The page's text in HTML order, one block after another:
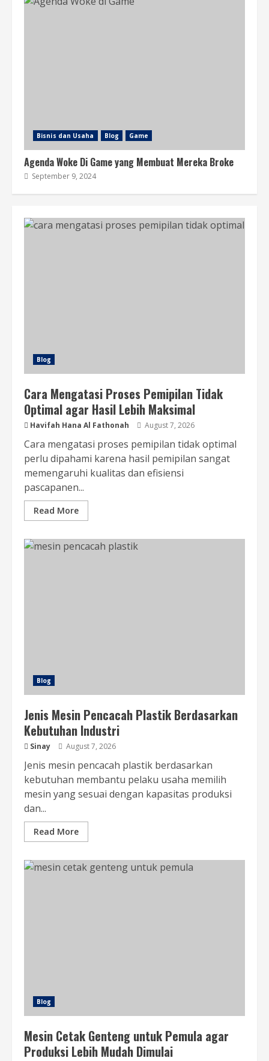
Bisnis dan Usaha Blog Game
Agenda Woke Di Game yang Membuat Mereka Broke
September 9, 2024
Blog
Cara Mengatasi Proses Pemipilan Tidak
Optimal agar Hasil Lebih Maksimal
Havifah Hana Al Fathonah August 7, 2026
Cara mengatasi proses pemipilan tidak optimal
perlu dipahami karena hasil pemipilan sangat
memengaruhi kualitas dan efisiensi
pascapanen...
Read More
Blog
Jenis Mesin Pencacah Plastik Berdasarkan
Kebutuhan Industri
Sinay August 7, 2026
Jenis mesin pencacah plastik berdasarkan
kebutuhan membantu pelaku usaha memilih
mesin yang sesuai dengan kapasitas produksi
dan...
Read More
Blog
Mesin Cetak Genteng untuk Pemula agar
Produksi Lebih Mudah Dimulai